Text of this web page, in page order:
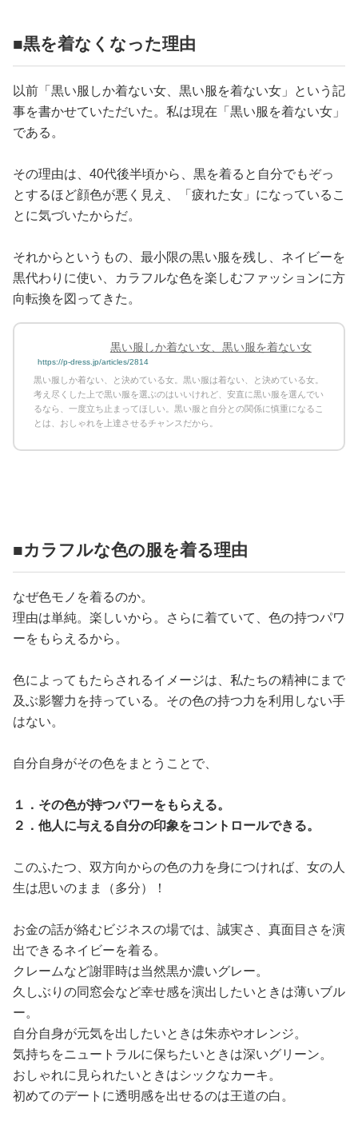
ゲーム
■黒を着なくなった理由
以前「黒い服しか着ない女、黒い服を着ない女」という記
事を書かせていただいた。私は現在「黒い服を着ない女」
である。
その理由は、40代後半頃から、黒を着ると自分でもぞっ
とするほど顔色が悪く見え、「疲れた女」になっているこ
とに気づいたからだ。
それからというもの、最小限の黒い服を残し、ネイビーを
黒代わりに使い、カラフルな色を楽しむファッションに方
向転換を図ってきた。
黒い服しか着ない女、黒い服を着ない女
https://p-dress.jp/articles/2814
黒い服しか着ない、と決めている女。黒い服は着ない、と決めている女。
考え尽くした上で黒い服を選ぶのはいいけれど、安直に黒い服を選んでい
るなら、一度立ち止まってほしい。黒い服と自分との関係に慎重になるこ
とは、おしゃれを上達させるチャンスだから。
■カラフルな色の服を着る理由
なぜ色モノを着るのか。
理由は単純。楽しいから。さらに着ていて、色の持つパワ
ーをもらえるから。
色によってもたらされるイメージは、私たちの精神にまで
及ぶ影響力を持っている。その色の持つ力を利用しない手
はない。
自分自身がその色をまとうことで、
１．その色が持つパワーをもらえる。
２．他人に与える自分の印象をコントロールできる。
このふたつ、双方向からの色の力を身につければ、女の人
生は思いのまま（多分）！
お金の話が絡むビジネスの場では、誠実さ、真面目さを演
出できるネイビーを着る。
クレームなど謝罪時は当然黒か濃いグレー。
久しぶりの同窓会など幸せ感を演出したいときは薄いブル
ー。
自分自身が元気を出したいときは朱赤やオレンジ。
気持ちをニュートラルに保ちたいときは深いグリーン。
おしゃれに見られたいときはシックなカーキ。
初めてのデートに透明感を出せるのは王道の白。